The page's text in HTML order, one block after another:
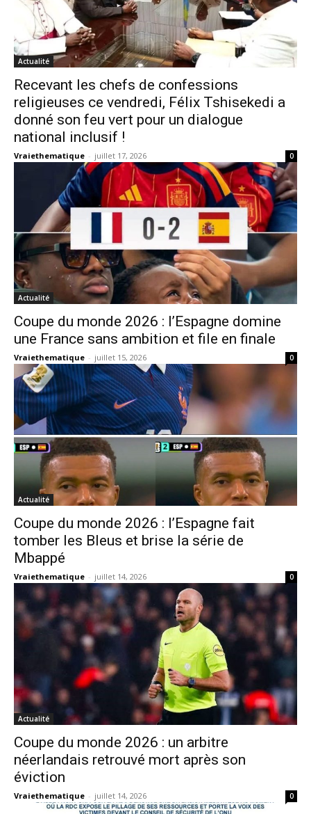
Actualité
Recevant les chefs de confessions
religieuses ce vendredi, Félix Tshisekedi a
donné son feu vert pour un dialogue
national inclusif !
Vraiethematique - juillet 17, 2026 0
Actualité
Coupe du monde 2026 : l’Espagne domine
une France sans ambition et file en finale
Vraiethematique - juillet 15, 2026 0
Actualité
Coupe du monde 2026 : l’Espagne fait
tomber les Bleus et brise la série de
Mbappé
Vraiethematique - juillet 14, 2026 0
Actualité
Coupe du monde 2026 : un arbitre
néerlandais retrouvé mort après son
éviction
Vraiethematique - juillet 14, 2026 0